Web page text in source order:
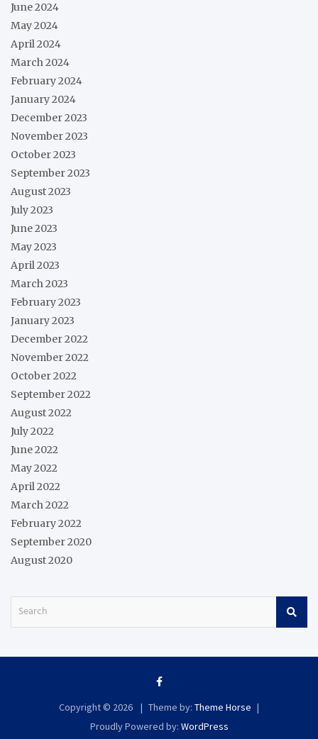
June 2024
May 2024
April 2024
March 2024
February 2024
January 2024
December 2023
November 2023
October 2023
September 2023
August 2023
July 2023
June 2023
May 2023
April 2023
March 2023
February 2023
January 2023
December 2022
November 2022
October 2022
September 2022
August 2022
July 2022
June 2022
May 2022
April 2022
March 2022
February 2022
September 2020
August 2020
Copyright © 2026
Theme by: Theme Horse
Proudly Powered by: WordPress